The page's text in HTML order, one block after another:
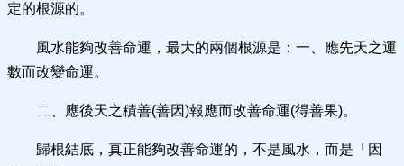
定的根源的。
風水能夠改善命運，最大的兩個根源是：一、應先天之運
數而改變命運。
二、應後天之積善(善因)報應而改善命運(得善果)。
歸根結底，真正能夠改善命運的，不是風水，而是「因